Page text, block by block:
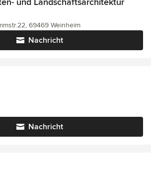
Nachricht
69469 Weinheim
Nachricht